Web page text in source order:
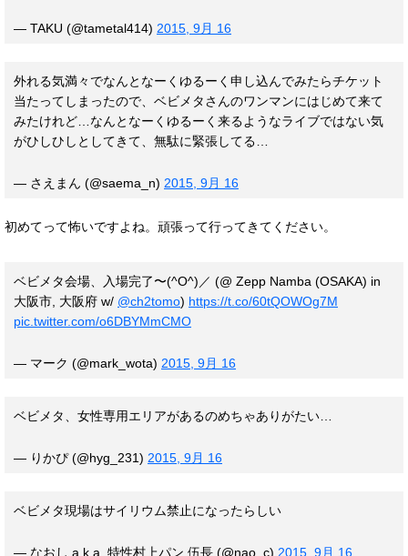
— TAKU (@tametal414) 2015, 9月 16
外れる気満々でなんとなーくゆるーく申し込んでみたらチケット
当たってしまったので、ベビメタさんのワンマンにはじめて来て
みたけれど…なんとなーくゆるーく来るようなライブではない気
がひしひしとしてきて、無駄に緊張してる…
— さえまん (@saema_n) 2015, 9月 16
初めてって怖いですよね。頑張って行ってきてください。
ベビメタ会場、入場完了〜(^O^)／ (@ Zepp Namba (OSAKA) in
大阪市, 大阪府 w/ @ch2tomo) https://t.co/60tQOWOg7M
pic.twitter.com/o6DBYMmCMO
— マーク (@mark_wota) 2015, 9月 16
ベビメタ、女性専用エリアがあるのめちゃありがたい…
— りかぴ (@hyg_231) 2015, 9月 16
ベビメタ現場はサイリウム禁止になったらしい
— なおし a.k.a. 特性村上パン 伍長 (@nao_c) 2015, 9月 16